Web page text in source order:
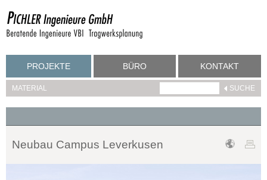
PROJEKTE BÜRO KONTAKT
MATERIAL
Neubau Campus Leverkusen